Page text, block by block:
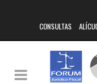
CONSULTAS